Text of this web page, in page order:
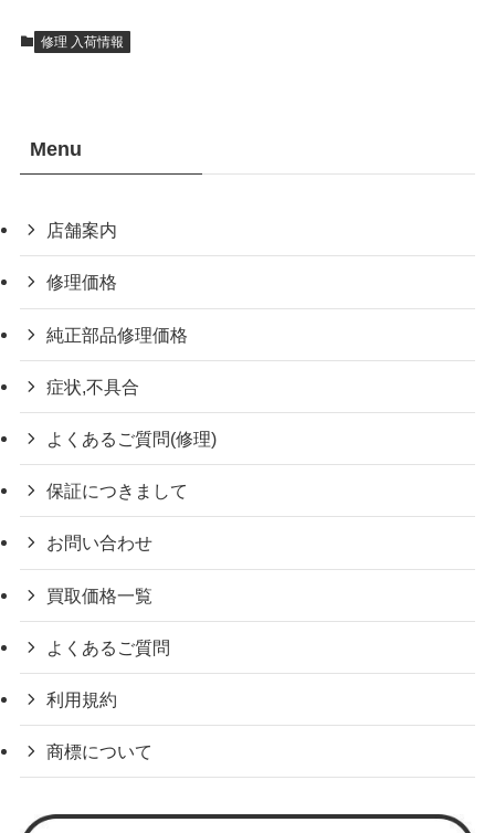
修理 入荷情報
Menu
店舗案内
修理価格
純正部品修理価格
症状,不具合
よくあるご質問(修理)
保証につきまして
お問い合わせ
買取価格一覧
よくあるご質問
利用規約
商標について